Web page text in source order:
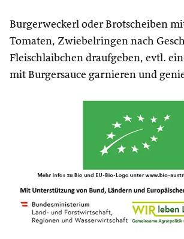
Burgerweckerl oder Brotscheiben
Tomaten, Zwiebelringen nach
Fleischlaibchen draufgeben, evtl.
mit Burgersauce garnieren und